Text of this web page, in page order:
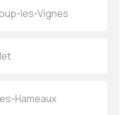
les-Vignes
Hameaux